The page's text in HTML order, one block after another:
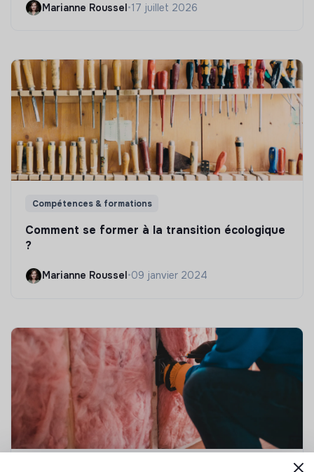
Marianne Roussel•17 juillet 2026
Compétences & formations
Comment se former à la transition écologique
?
Marianne Roussel •09 janvier 2024